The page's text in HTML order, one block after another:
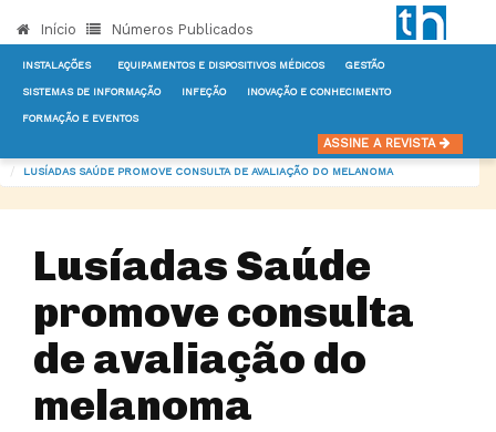
Início Números Publicados
INSTALAÇÕES EQUIPAMENTOS E DISPOSITIVOS MÉDICOS GESTÃO
SISTEMAS DE INFORMAÇÃO INFEÇÃO INOVAÇÃO E CONHECIMENTO
FORMAÇÃO E EVENTOS
ASSINE A REVISTA
LUSÍADAS SAÚDE PROMOVE CONSULTA DE AVALIAÇÃO DO MELANOMA
Lusíadas Saúde
promove consulta
de avaliação do
melanoma